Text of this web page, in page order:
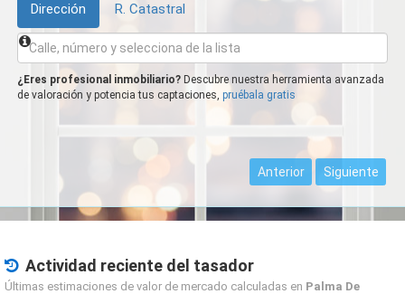
Dirección R. Catastral
¿Eres profesional inmobiliario? Descubre nuestra herramienta avanzada
de valoración y potencia tus captaciones, pruébala gratis
Anterior Siguiente
Actividad reciente del tasador
Últimas estimaciones de valor de mercado calculadas en Palma De